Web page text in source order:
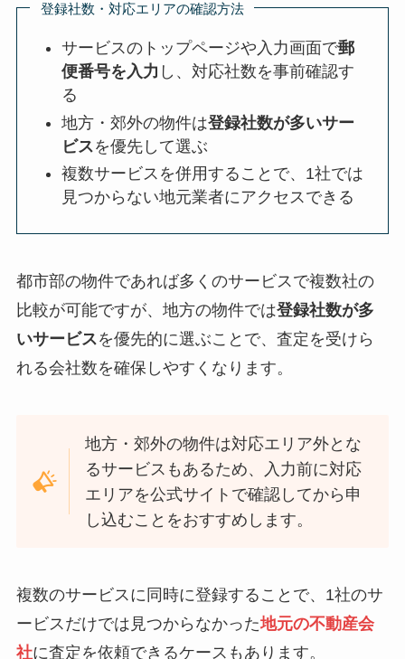
登録社数・対応エリアの確認方法
サービスのトップページや入力画面で郵
便番号を入力 し、対応社数を事前確認す
る
地方・郊外の物件は登録社数が多いサー
ビスを優先して選ぶ
複数サービスを併用することで、1社では
見つからない地元業者にアクセスできる
都市部の物件であれば多くのサービスで複数社の
比較が可能ですが、地方の物件では登録社数が多
いサービスを優先的に選ぶことで、査定を受けら
れる会社数を確保しやすくなります。
地方・郊外の物件は対応エリア外とな
るサービスもあるため、入力前に対応
エリアを公式サイトで確認してから申
し込むことをおすすめします。
複数のサービスに同時に登録することで、1社のサ
ービスだけでは見つからなかった地元の不動産会
社に査定を依頼できるケースもあります。